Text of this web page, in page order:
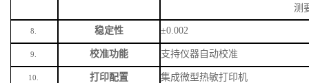
测
8. 稳定性 ±0.002
9. 校准功能 支持仪器自动校准
10. 打印配置 集成微型热敏打印机